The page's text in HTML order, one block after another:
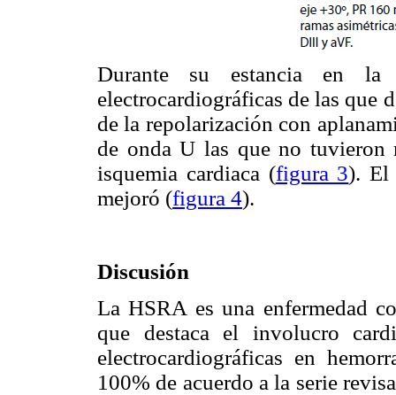
Durante su estancia en la
electrocardiográficas de las que
de la repolarización con
de onda U las que no tuvieron
isquemia cardiaca (figura 3). El
mejoró (figura 4).
Discusión
La HSRA es una enfermedad
que destaca el involucro
electrocardiográficas en
100% de acuerdo a la serie